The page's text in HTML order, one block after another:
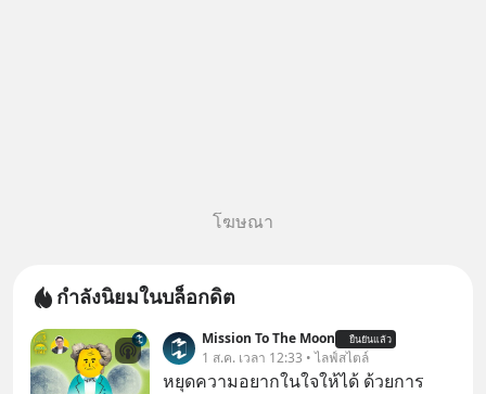
โฆษณา
กำลังนิยมในบล็อกดิต
Mission To The Moon ยืนยันแล้ว
1 ส.ค. เวลา 12:33 • ไลฟ์สไตล์
หยุดความอยากในใจให้ได้ ด้วยการ